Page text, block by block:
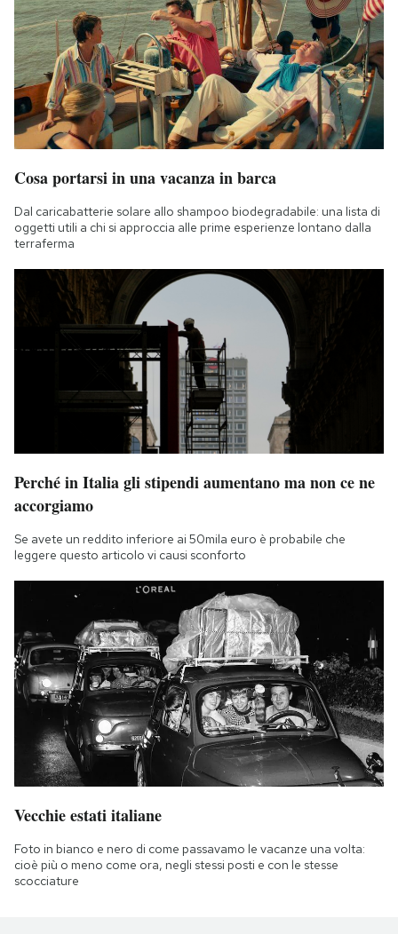
Cosa portarsi in una vacanza in barca
Dal caricabatterie solare allo shampoo biodegradabile: una lista di
oggetti utili a chi si approccia alle prime esperienze lontano dalla
terraferma
Perché in Italia gli stipendi aumentano ma non ce ne
accorgiamo
Se avete un reddito inferiore ai 50mila euro è probabile che
leggere questo articolo vi causi sconforto
Vecchie estati italiane
Foto in bianco e nero di come passavamo le vacanze una volta:
cioè più o meno come ora, negli stessi posti e con le stesse
scocciature